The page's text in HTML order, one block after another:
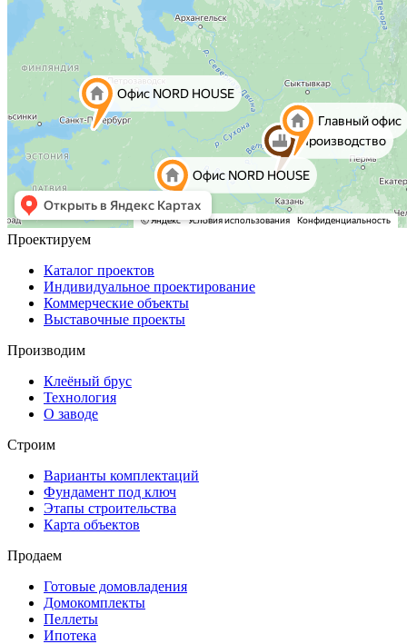
Проектируем
Каталог проектов
Индивидуальное проектирование
Коммерческие объекты
Выставочные проекты
Производим
Клеёный брус
Технология
О заводе
Строим
Варианты комплектаций
Фундамент под ключ
Этапы строительства
Карта объектов
Продаем
Готовые домовладения
Домокомплекты
Пеллеты
Ипотека